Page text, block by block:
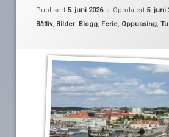
Publisert 5. juni 2026 Oppdatert 5. juni
Kategorier:
Båtliv, Bilder, Blogg, Ferie, Oppussing,